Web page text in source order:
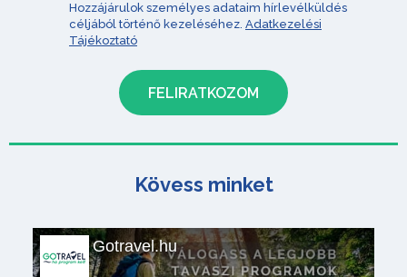
Hozzájárulok személyes adataim hírlevélküldés
céljából történő kezeléséhez. Adatkezelési
Tájékoztató
Kövess minket
Gotravel.hu